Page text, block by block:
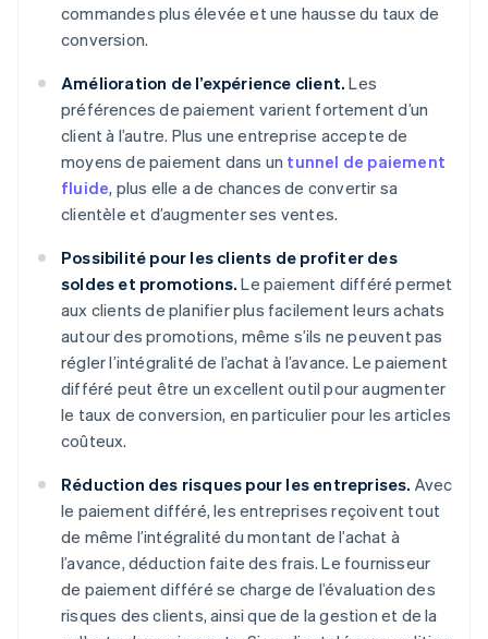
commandes plus élevée et une hausse du taux de
conversion.
Amélioration de l’expérience client. Les
préférences de paiement varient fortement d’un
client à l’autre. Plus une entreprise accepte de
moyens de paiement dans un tunnel de paiement
fluide, plus elle a de chances de convertir sa
clientèle et d’augmenter ses ventes.
Possibilité pour les clients de profiter des
soldes et promotions. Le paiement différé permet
aux clients de planifier plus facilement leurs achats
autour des promotions, même s’ils ne peuvent pas
régler l’intégralité de l’achat à l’avance. Le paiement
différé peut être un excellent outil pour augmenter
le taux de conversion, en particulier pour les articles
coûteux.
Réduction des risques pour les entreprises. Avec
le paiement différé, les entreprises reçoivent tout
de même l’intégralité du montant de l’achat à
l’avance, déduction faite des frais. Le fournisseur
de paiement différé se charge de l’évaluation des
risques des clients, ainsi que de la gestion et de la